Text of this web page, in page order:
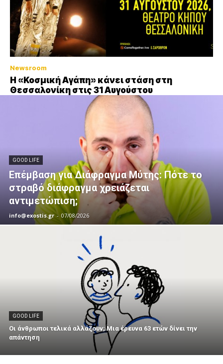
Newsroom
Η «Κοσμική Αγάπη» κάνει στάση στη
Θεσσαλονίκη στις 31 Αυγούστου
GOOD LIFE
Επέμβαση για Διάφραγμα Μύτης: Πότε το
στραβό διάφραγμα χρειάζεται
αντιμετώπιση;
info@exostis.gr - 07/08/2026
GOOD LIFE
Οι άνθρωποι τελικά αλλάζουν; Μια έρευνα 63 ετών δίνει την
απάντηση